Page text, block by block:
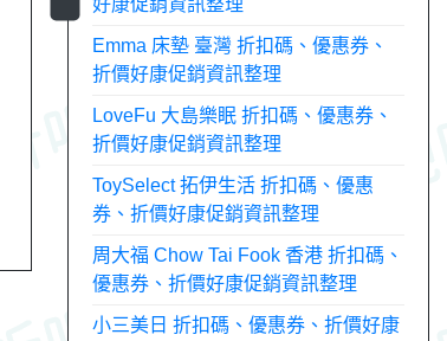
好康促銷資訊整理
Emma 床墊 臺灣 折扣碼、優惠券、
折價好康促銷資訊整理
LoveFu 大島樂眠 折扣碼、優惠券、
折價好康促銷資訊整理
ToySelect 拓伊生活 折扣碼、優惠
券、折價好康促銷資訊整理
周大福 Chow Tai Fook 香港 折扣碼、
優惠券、折價好康促銷資訊整理
小三美日 折扣碼、優惠券、折價好康